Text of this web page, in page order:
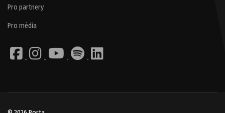
Pro partnery
Pro média